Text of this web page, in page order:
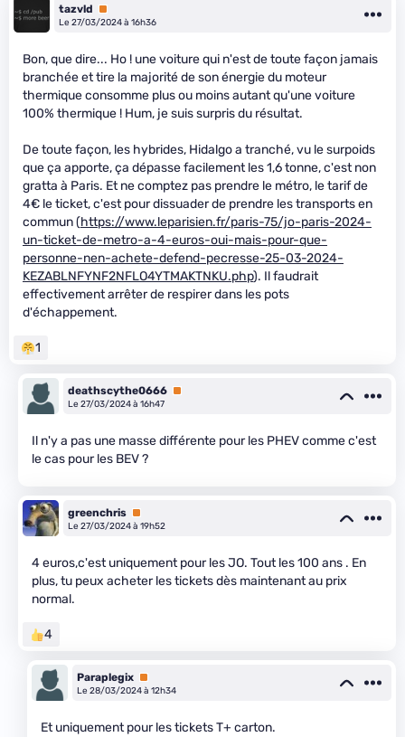
tazvld
Premium
Le 27/03/2024 à 16h36
Bon, que dire... Ho ! une voiture qui n'est de toute façon jamais
branchée et tire la majorité de son énergie du moteur
thermique consomme plus ou moins autant qu'une voiture
100% thermique ! Hum, je suis surpris du résultat.
De toute façon, les hybrides, Hidalgo a tranché, vu le surpoids
que ça apporte, ça dépasse facilement les 1,6 tonne, c'est non
gratta à Paris. Et ne comptez pas prendre le métro, le tarif de
4€ le ticket, c'est pour dissuader de prendre les transports en
commun (https://www.leparisien.fr/paris-75/jo-paris-2024-
un-ticket-de-metro-a-4-euros-oui-mais-pour-que-
personne-nen-achete-defend-pecresse-25-03-2024-
KEZABLNFYNF2NFLO4YTMAKTNKU.php). Il faudrait
effectivement arrêter de respirer dans les pots
d'échappement.
1
deathscythe0666 Premium
Le 27/03/2024 à 16h47
Il n'y a pas une masse différente pour les PHEV comme c'est
le cas pour les BEV ?
greenchris Premium
Le 27/03/2024 à 19h52
4 euros,c'est uniquement pour les JO. Tout les 100 ans . En
plus, tu peux acheter les tickets dès maintenant au prix
normal.
4
Paraplegix Premium
Le 28/03/2024 à 12h34
Et uniquement pour les tickets T+ carton.